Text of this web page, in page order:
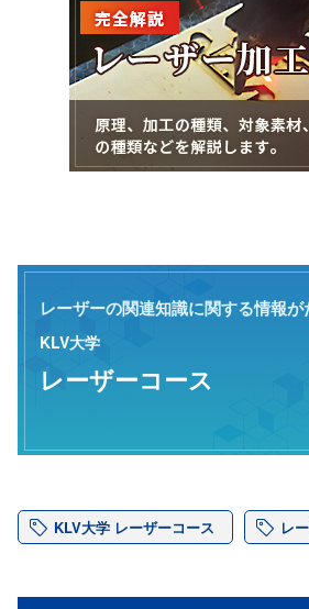
レーザーの関連知識に関する情報が
KLV大学
レーザーコース
KLV大学 レーザーコース レ